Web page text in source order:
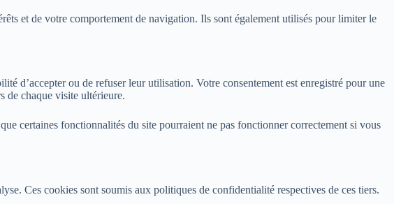
et de votre comportement de navigation. Ils sont également utilisés pour limiter le
d’accepter ou de refuser leur utilisation. Votre consentement est enregistré pour une
de chaque visite ultérieure.
certaines fonctionnalités du site pourraient ne pas fonctionner correctement si vous
Ces cookies sont soumis aux politiques de confidentialité respectives de ces tiers.